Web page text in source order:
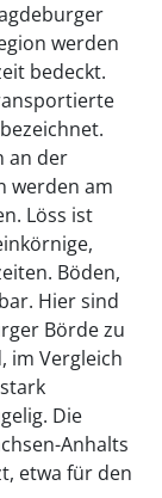
werden
bedeckt.
an der
werden am
Löss ist
Böden,
Hier sind
Börde zu
im Vergleich
Die
Anhalts
etwa für den